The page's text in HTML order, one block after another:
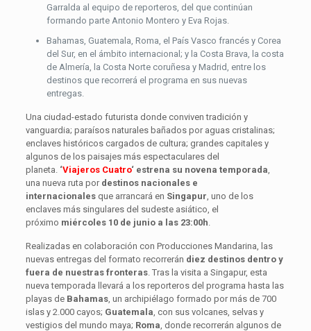
Garralda al equipo de reporteros, del que continúan
formando parte Antonio Montero y Eva Rojas.
Bahamas, Guatemala, Roma, el País Vasco francés y Corea
del Sur, en el ámbito internacional; y la Costa Brava, la costa
de Almería, la Costa Norte coruñesa y Madrid, entre los
destinos que recorrerá el programa en sus nuevas
entregas.
Una ciudad-estado futurista donde conviven tradición y
vanguardia; paraísos naturales bañados por aguas cristalinas;
enclaves históricos cargados de cultura; grandes capitales y
algunos de los paisajes más espectaculares del
planeta. ‘Viajeros Cuatro‘ estrena su novena temporada
una nueva ruta por destinos nacionales e
internacionalesque arrancará en Singapur , uno de los
enclaves más singulares del sudeste asiático, el
próximo miércoles 10 de junio a las 23:00h
Realizadas en colaboración con Producciones Mandarina, las
nuevas entregas del formato recorrerán diez destinos dentro y
fuera de nuestras fronteras. Tras la visita a Singapur, esta
nueva temporada llevará a los reporteros del programa hasta las
playas de Bahamas, un archipiélago formado por más de 700
islas y 2.000 cayos; Guatemala , con sus volcanes, selvas y
vestigios del mundo maya; Roma , donde recorrerán algunos de